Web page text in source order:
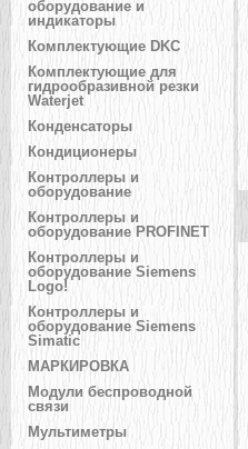
оборудование и
индикаторы
Комплектующие DKC
Комплектующие для
гидрообразивной резки
Waterjet
Конденсаторы
Кондиционеры
Контроллеры и
оборудование
Контроллеры и
оборудование PROFINET
Контроллеры и
оборудование Siemens
Logo!
Контроллеры и
оборудование Siemens
Simatic
МАРКИРОВКА
Модули беспроводной
связи
Мультиметры